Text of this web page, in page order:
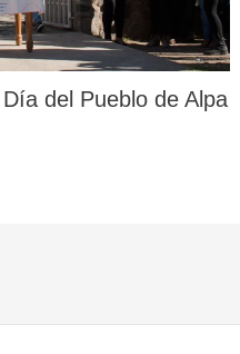
del Pueblo de Alpa